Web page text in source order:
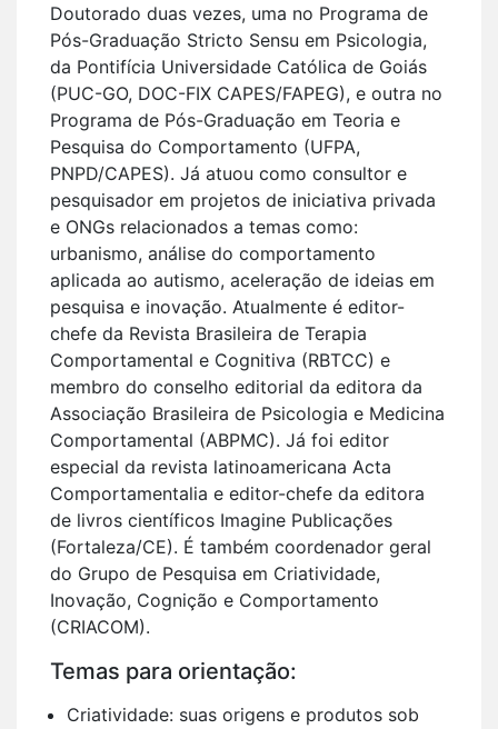
Doutorado duas vezes, uma no Programa de
Pós-Graduação Stricto Sensu em Psicologia,
da Pontifícia Universidade Católica de Goiás
(PUC-GO, DOC-FIX CAPES/FAPEG), e outra no
Programa de Pós-Graduação em Teoria e
Pesquisa do Comportamento (UFPA,
PNPD/CAPES). Já atuou como consultor e
pesquisador em projetos de iniciativa privada
e ONGs relacionados a temas como:
urbanismo, análise do comportamento
aplicada ao autismo, aceleração de ideias em
pesquisa e inovação. Atualmente é editor-
chefe da Revista Brasileira de Terapia
Comportamental e Cognitiva (RBTCC) e
membro do conselho editorial da editora da
Associação Brasileira de Psicologia e Medicina
Comportamental (ABPMC). Já foi editor
especial da revista latinoamericana Acta
Comportamentalia e editor-chefe da editora
de livros científicos Imagine Publicações
(Fortaleza/CE). É também coordenador geral
do Grupo de Pesquisa em Criatividade,
Inovação, Cognição e Comportamento
(CRIACOM).
Temas para orientação:
Criatividade: suas origens e produtos sob